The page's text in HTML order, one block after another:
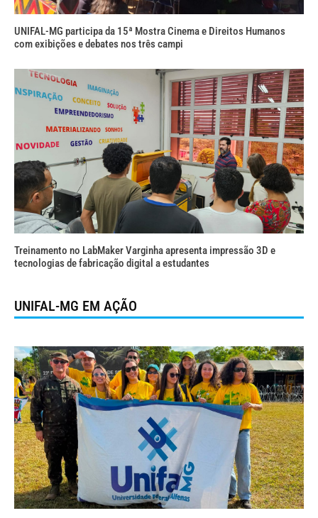
UNIFAL-MG participa da 15ª Mostra Cinema e Direitos Humanos
com exibições e debates nos três campi
Treinamento no LabMaker Varginha apresenta impressão 3D e
tecnologias de fabricação digital a estudantes
UNIFAL-MG EM AÇÃO